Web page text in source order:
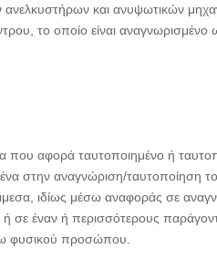
ανελκυστήρων και ανυψωτικών
το οποίο είναι
που αφορά ταυτοποιημένο ή
στην αναγνώριση/
ιδίως μέσω αναφοράς σε
σε έναν ή περισσότερους
φυσικού προσώπου.